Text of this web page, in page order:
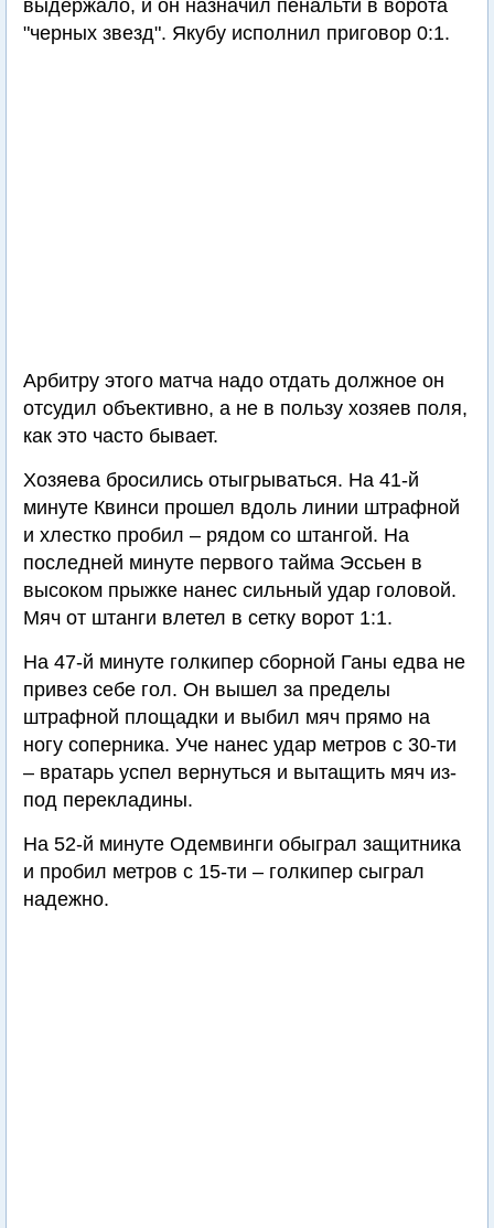
выдержало, и он назначил пенальти в ворота
"черных звезд". Якубу исполнил приговор 0:1.
Арбитру этого матча надо отдать должное он
отсудил объективно, а не в пользу хозяев поля,
как это часто бывает.
Хозяева бросились отыгрываться. На 41-й
минуте Квинси прошел вдоль линии штрафной
и хлестко пробил – рядом со штангой. На
последней минуте первого тайма Эссьен в
высоком прыжке нанес сильный удар головой.
Мяч от штанги влетел в сетку ворот 1:1.
На 47-й минуте голкипер сборной Ганы едва не
привез себе гол. Он вышел за пределы
штрафной площадки и выбил мяч прямо на
ногу соперника. Уче нанес удар метров с 30-ти
– вратарь успел вернуться и вытащить мяч из-
под перекладины.
На 52-й минуте Одемвинги обыграл защитника
и пробил метров с 15-ти – голкипер сыграл
надежно.